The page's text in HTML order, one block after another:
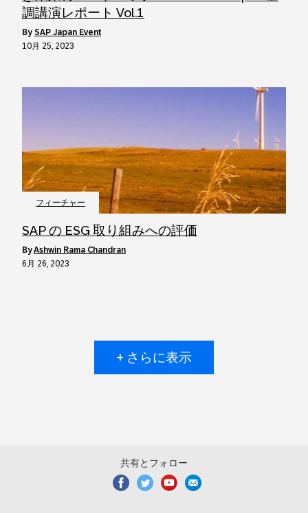
調講演レポート Vol.1
by SAP Japan Event
10月 25, 2023
フィーチャー
SAP の ESG 取り組みへの評価
byAshwin Rama Chandran
6月 26, 2023
+ さらに表示
共有とフォロー